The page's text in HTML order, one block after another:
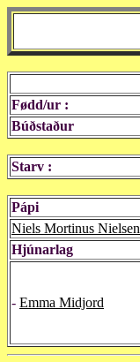
Fødd/ur :
Búðstaður
Starv :
Pápi
Niels Mortinus Nielsen
Hjúnarlag
- Emma Midjord